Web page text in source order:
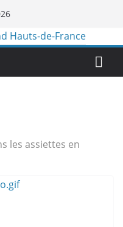
les assiettes en